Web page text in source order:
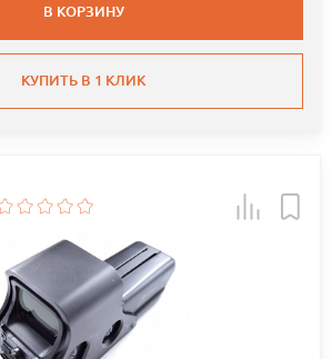
В КОРЗИНУ
КУПИТЬ В 1 КЛИК